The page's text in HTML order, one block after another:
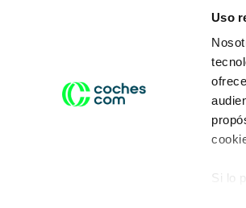
Uso
Si lo
Conduce tu futuro,
desata tu movilidad